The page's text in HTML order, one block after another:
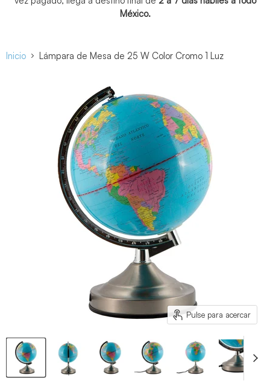
México.
Inicio Lámpara de Mesa de 25 W Color Cromo 1 Luz
Pulse para acercar